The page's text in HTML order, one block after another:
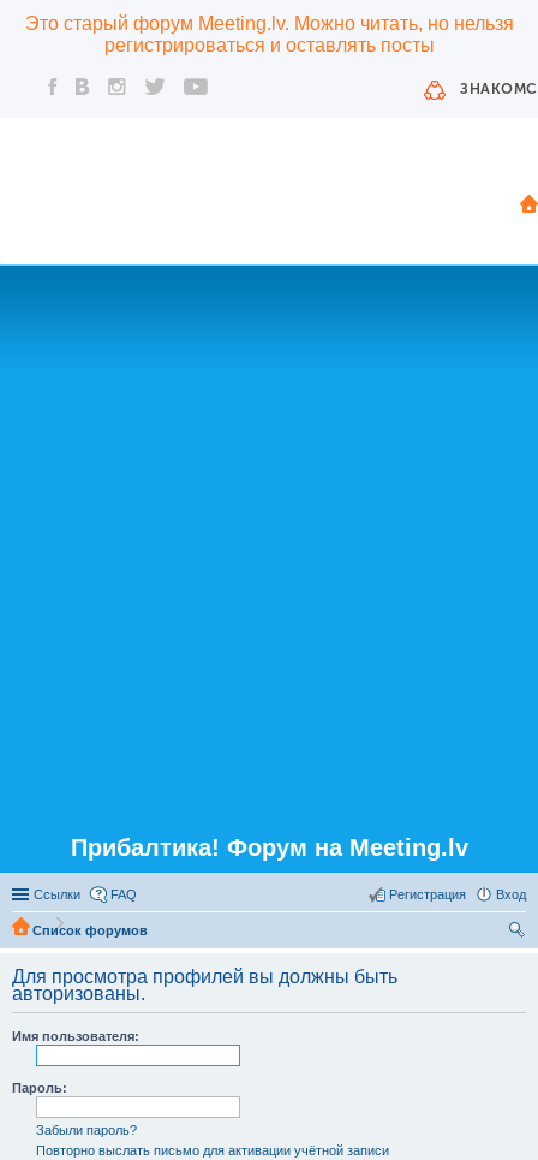
Это старый форум Meeting.lv. Можно читать, но нельзя
регистрироваться и оставлять посты
Прибалтика! Форум на Meeting.lv
Ссылки FAQ Вход
Регистрация
Список форумов
Для просмотра профилей вы должны быть
авторизованы.
Имя пользователя:
Пароль:
Забыли пароль?
Повторно выслать письмо для активации учётной записи